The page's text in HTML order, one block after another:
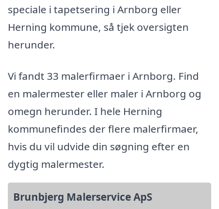
speciale i tapetsering i Arnborg eller
Herning kommune, så tjek oversigten
herunder.
Vi fandt 33 malerfirmaer i Arnborg. Find
en malermester eller maler i Arnborg og
omegn herunder. I hele Herning
kommunefindes der flere malerfirmaer,
hvis du vil udvide din søgning efter en
dygtig malermester.
Brunbjerg Malerservice ApS